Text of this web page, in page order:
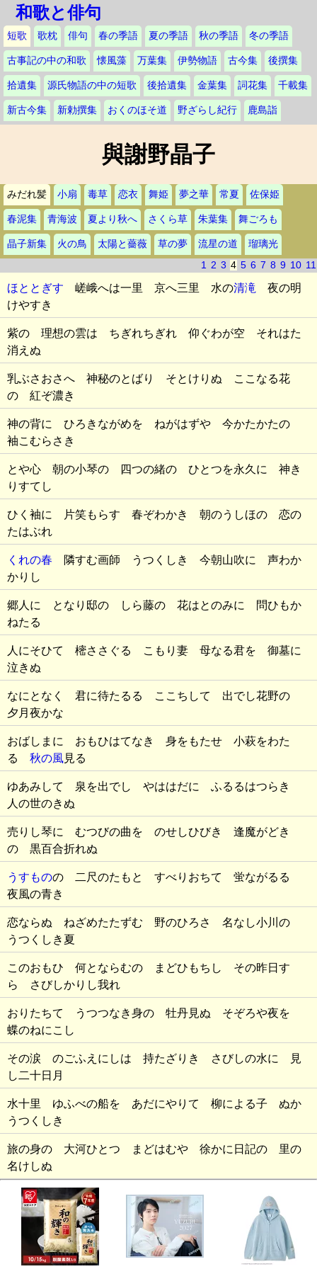
和歌と俳句
短歌 歌枕 俳句 春の季語 夏の季語 秋の季語 冬の季語
古事記の中の和歌 懐風藻 万葉集 伊勢物語 古今集 後撰集
拾遺集 源氏物語の中の短歌 後拾遺集 金葉集 詞花集 千載集
新古今集 新勅撰集 おくのほそ道 野ざらし紀行 鹿島詣
與謝野晶子
みだれ髪 小扇 毒草 恋衣 舞姫 夢之華 常夏 佐保姫
春泥集 青海波 夏より秋へ さくら草 朱葉集 舞ごろも
晶子新集 火の鳥 太陽と薔薇 草の夢 流星の道
瑠璃光
1 2 3 4 5 6 7 8 9 10 11
ほととぎす 嵯峨へは一里 京へ三里 水の清滝 夜の明
けやすき
紫の 理想の雲は ちぎれちぎれ 仰ぐわが空 それはた
消えぬ
乳ぶさおさへ 神秘のとばり そとけりぬ ここなる花
の 紅ぞ濃き
神の背に ひろきながめを ねがはずや 今かたかたの
袖こむらさき
とや心 朝の小琴の 四つの緒の ひとつを永久に 神き
りすてし
ひく袖に 片笑もらす 春ぞわかき 朝のうしほの 恋の
たはぶれ
くれの春 隣すむ画師 うつくしき 今朝山吹に 声わか
かりし
郷人に となり邸の しら藤の 花はとのみに 問ひもか
ねたる
人にそひて 樒ささぐる こもり妻 母なる君を 御墓に
泣きぬ
なにとなく 君に待たるる ここちして 出でし花野の
夕月夜かな
おばしまに おもひはてなき 身をもたせ 小萩をわた
る 秋の風見る
ゆあみして 泉を出でし やははだに ふるるはつらき
人の世のきぬ
売りし琴に むつびの曲を のせしひびき 逢魔がどき
の 黒百合折れぬ
うすものの 二尺のたもと すべりおちて 蛍ながるる
夜風の青き
恋ならぬ ねざめたたずむ 野のひろさ 名なし小川の
うつくしき夏
このおもひ 何とならむの まどひもちし その昨日す
ら さびしかりし我れ
おりたちて うつつなき身の 牡丹見ぬ そぞろや夜を
蝶のねにこし
その涙 のごふえにしは 持たざりき さびしの水に 見
し二十日月
水十里 ゆふべの船を あだにやりて 柳による子 ぬか
うつくしき
旅の身の 大河ひとつ まどはむや 徐かに日記の 里の
名けしぬ